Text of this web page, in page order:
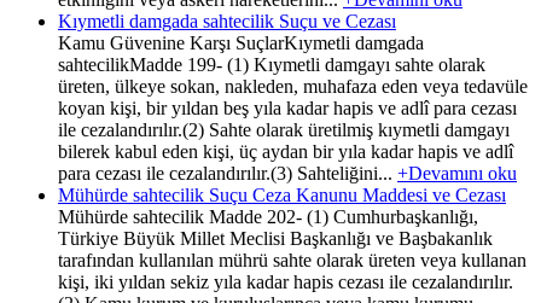
Kıymetli damgada sahtecilik Suçu ve Cezası
Kamu Güvenine Karşı SuçlarKıymetli damgada
sahtecilikMadde 199- (1) Kıymetli damgayı sahte olarak
üreten, ülkeye sokan, nakleden, muhafaza eden veya tedavüle
koyan kişi, bir yıldan beş yıla kadar hapis ve adlî para cezası
ile cezalandırılır.(2) Sahte olarak üretilmiş kıymetli damgayı
bilerek kabul eden kişi, üç aydan bir yıla kadar hapis ve adlî
para cezası ile cezalandırılır.(3) Sahteliğini... +Devamını oku
Mühürde sahtecilik Suçu Ceza Kanunu Maddesi ve Cezası
Mühürde sahtecilik Madde 202- (1) Cumhurbaşkanlığı,
Türkiye Büyük Millet Meclisi Başkanlığı ve Başbakanlık
tarafından kullanılan mührü sahte olarak üreten veya kullanan
kişi, iki yıldan sekiz yıla kadar hapis cezası ile cezalandırılır.